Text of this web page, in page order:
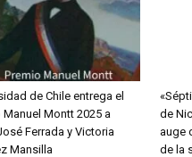
de Chile entrega el
Manuel Montt 2025 a
Ferrada y Victoria
Mansilla
de
auge
de la